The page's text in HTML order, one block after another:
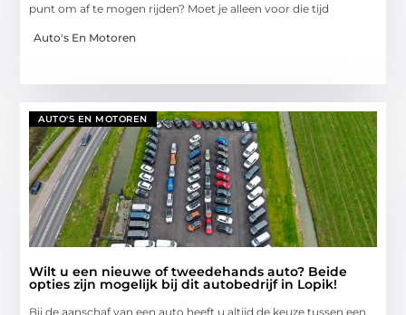
punt om af te mogen rijden? Moet je alleen voor die tijd
Auto's En Motoren
AUTO'S EN MOTOREN
Wilt u een nieuwe of tweedehands auto? Beide
opties zijn mogelijk bij dit autobedrijf in Lopik!
Bij de aanschaf van een auto heeft u altijd de keuze tussen een